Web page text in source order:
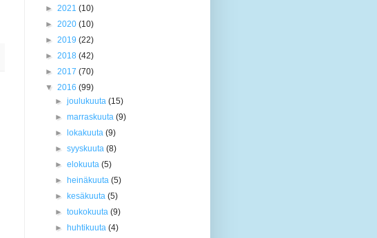
► 2021 (10)
► 2020 (10)
► 2019 (22)
► 2018 (42)
► 2017 (70)
▼ 2016 (99)
►joulukuuta(15)
►marraskuuta(9)
►
lokakuuta(9)
►syyskuuta(8)
►elokuuta(5)
►
heinäkuuta(5)
►
kesäkuuta(5)
►toukokuuta(9)
►
huhtikuuta(4)